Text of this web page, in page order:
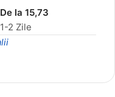
1-2 Zile
De la 15,73